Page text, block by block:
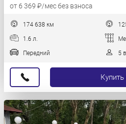
от 6 369 ₽/мес без взноса
174 638 км
1.6 л.
Передний 5